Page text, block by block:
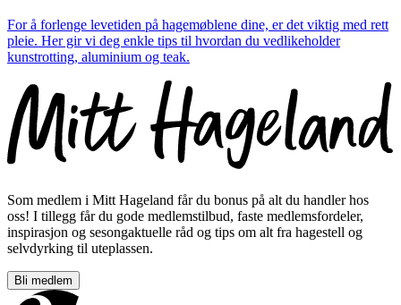
For å forlenge levetiden på hagemøblene dine, er det viktig med rett
pleie. Her gir vi deg enkle tips til hvordan du vedlikeholder
kunstrotting, aluminium og teak.
Som medlem i Mitt Hageland får du bonus på alt du handler hos
oss! I tillegg får du gode medlemstilbud, faste medlemsfordeler,
inspirasjon og sesongaktuelle råd og tips om alt fra hagestell og
selvdyrking til uteplassen.
Bli medlem